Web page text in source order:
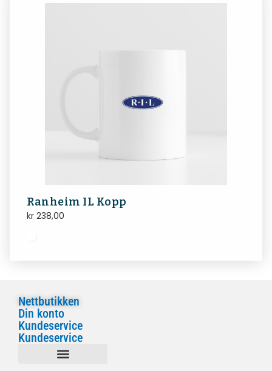
Ranheim IL Kopp
kr 238,00
Nettbutikken
Din konto
Kundeservice
Kundeservice